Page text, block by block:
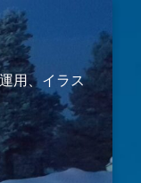
用、イラス